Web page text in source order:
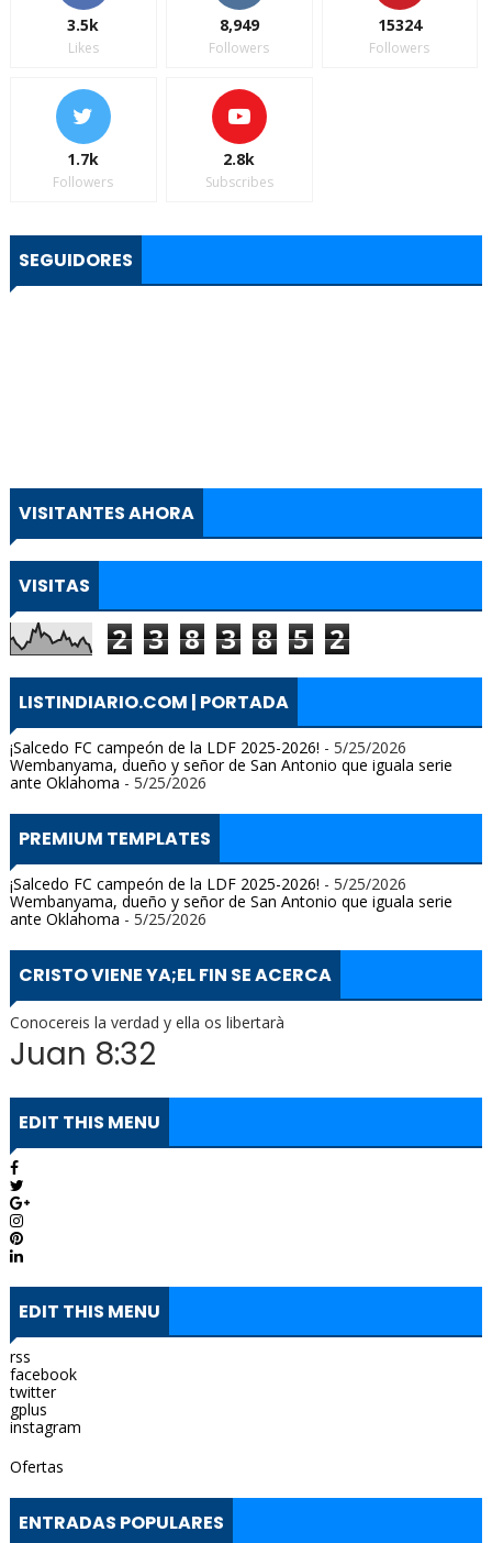
3.5k
Likes
8,949
Followers
15324
Followers
1.7k
Followers
2.8k
Subscribes
SEGUIDORES
VISITANTES AHORA
VISITAS
2 3 8 3 8 5 2
LISTINDIARIO.COM | PORTADA
¡Salcedo FC campeón de la LDF 2025-2026! - 5/25/2026
Wembanyama, dueño y señor de San Antonio que iguala serie
ante Oklahoma - 5/25/2026
PREMIUM TEMPLATES
¡Salcedo FC campeón de la LDF 2025-2026! - 5/25/2026
Wembanyama, dueño y señor de San Antonio que iguala serie
ante Oklahoma - 5/25/2026
CRISTO VIENE YA;EL FIN SE ACERCA
Conocereis la verdad y ella os libertarà
Juan 8:32
EDIT THIS MENU
EDIT THIS MENU
rss
facebook
twitter
gplus
instagram
Ofertas
ENTRADAS POPULARES